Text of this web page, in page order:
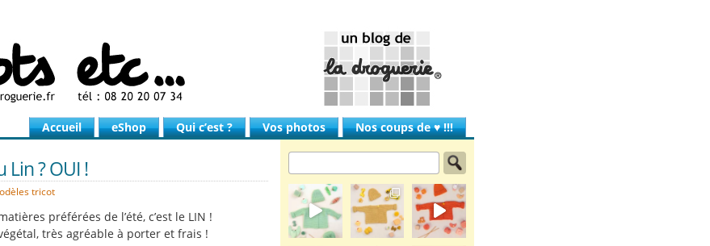
Accueil eShop Qui c’est ? Vos photos Nos coups de ♥ !!!
Lin ? OUI !
tricot
préférées de l’été, c’est le LIN !
végétal, très agréable à porter et frais !